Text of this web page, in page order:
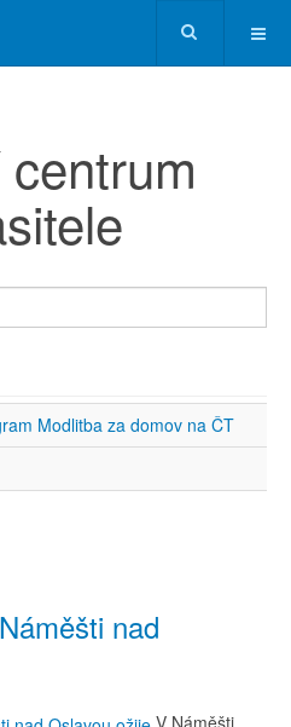
Modlitba za domov na ČT
nad
V Náměšti